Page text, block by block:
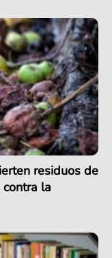
residuos de
la